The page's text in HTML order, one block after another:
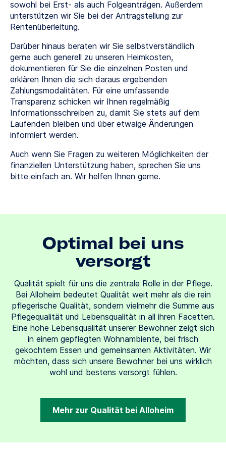
sowohl bei Erst- als auch Folgeanträgen. Außerdem
unterstützen wir Sie bei der Antragstellung zur
Rentenüberleitung.
Darüber hinaus beraten wir Sie selbstverständlich
gerne auch generell zu unseren Heimkosten,
dokumentieren für Sie die einzelnen Posten und
erklären Ihnen die sich daraus ergebenden
Zahlungsmodalitäten. Für eine umfassende
Transparenz schicken wir Ihnen regelmäßig
Informationsschreiben zu, damit Sie stets auf dem
Laufenden bleiben und über etwaige Änderungen
informiert werden.
Auch wenn Sie Fragen zu weiteren Möglichkeiten der
finanziellen Unterstützung haben, sprechen Sie uns
bitte einfach an. Wir helfen Ihnen gerne.
Optimal bei uns
versorgt
Qualität spielt für uns die zentrale Rolle in der Pflege.
Bei Alloheim bedeutet Qualität weit mehr als die rein
pflegerische Qualität, sondern vielmehr die Summe aus
Pflegequalität und Lebensqualität in all ihren Facetten.
Eine hohe Lebensqualität unserer Bewohner zeigt sich
in einem gepflegten Wohnambiente, bei frisch
gekochtem Essen und gemeinsamen Aktivitäten. Wir
möchten, dass sich unsere Bewohner bei uns wirklich
wohl und bestens versorgt fühlen.
Mehr zur Qualität bei Alloheim